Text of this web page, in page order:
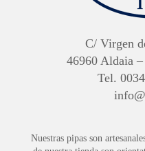
C/ Virgen
46960 Aldaia –
Tel.
Nuestras pipas son